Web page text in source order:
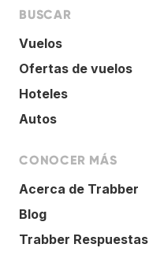
BUSCAR
Vuelos
Ofertas de vuelos
Hoteles
Autos
CONOCER MÁS
Acerca de Trabber
Blog
Trabber Respuestas